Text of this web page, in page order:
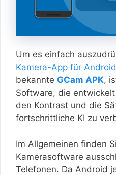
Um es einfach
Kamera-App für Android
bekannte GCam APK,
Software, die
den Kontrast und die
fortschrittliche KI zu
Im Allgemeinen finden
Kamerasoftware
Telefonen. Da Android